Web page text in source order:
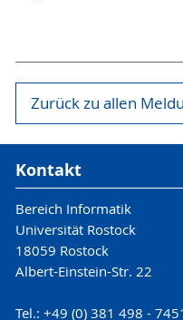
Zurück zu allen
Kontakt
Bereich Informatik
Universität Rostock
18059 Rostock
Albert-Einstein-Str. 22
Tel.: +49 (0) 381 498 -